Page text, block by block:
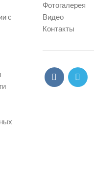
с
Фотогалерея
Видео
Контакты